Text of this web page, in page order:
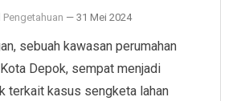
Pengetahuan — 31 Mei 2024
sebuah kawasan perumahan
Depok, sempat menjadi
terkait kasus sengketa lahan